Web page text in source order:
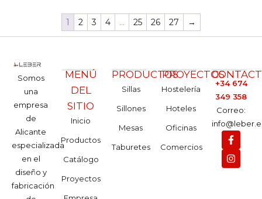
1 2 3 4 … 25 26 27 →
Somos
una
empresa
de
Alicante
especializada
en el
diseño y
fabricación
MENÚ
DEL
SITIO
Inicio
Productos
Catálogo
Proyectos
PRODUCTOS
Sillas
Sillones
Mesas
Taburetes
PROYECTOS
Hostelería
Hoteles
Oficinas
Comercios
+34 674
349 358
Correo: